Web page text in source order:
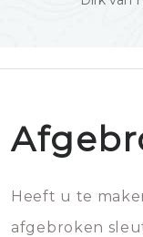
Heeft u te
afgebroken